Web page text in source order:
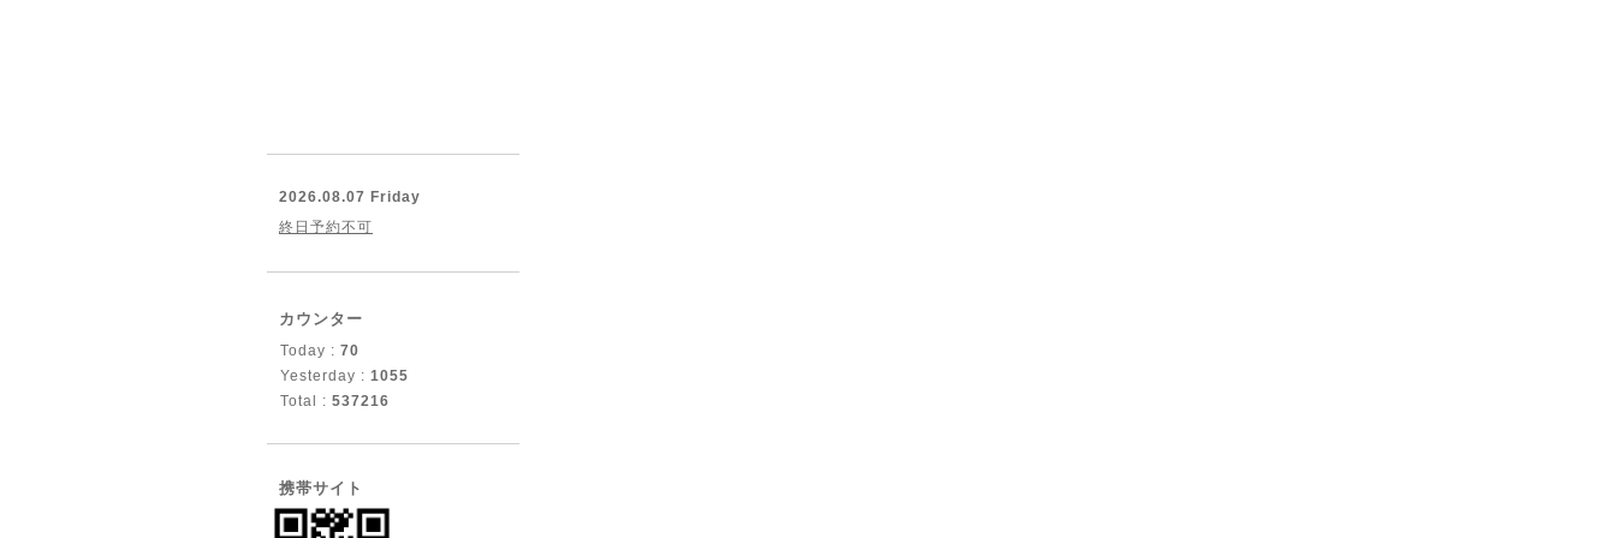
2026.08.07 Friday
終日予約不可
カウンター
Today : 70
Yesterday : 1055
Total : 537216
携帯サイト